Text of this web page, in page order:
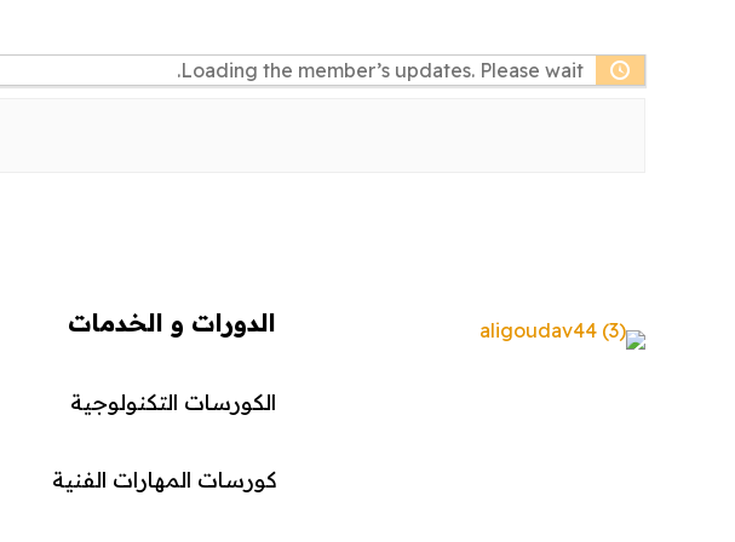
Loading the member’s updates. Please wait.
الدورات و الخدمات
الكورسات التكنولوجية
كورسات المهارات الفنية